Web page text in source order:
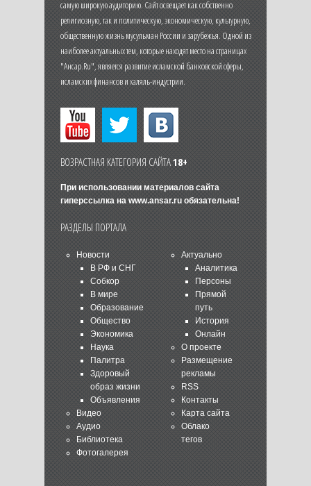
самую широкую аудиторию. Сайт освещает как собственно
религиозную, так и политическую, экономическую, культурную,
общественную жизнь мусульман России и зарубежья. Одной из
наиболее актуальных тем, которые находят место на страницах
"Ансар.Ru", является развитие исламской банковской сферы,
исламских финансов и халяль-индустрии.
ВОЗРАСТНАЯ КАТЕГОРИЯ САЙТА18+
При использовании материалов сайта
гиперссылка на www.ansar.ruобязательна!
РАЗДЕЛЫ ПОРТАЛА
Новости
В РФ и СНГ
Собкор
В мире
Образование
Общество
Экономика
Наука
Палитра
Здоровый
образ жизни
Объявления
Видео
Аудио
Библиотека
Фотогалерея
Актуально
Аналитика
Персоны
Прямой
путь
История
Онлайн
О проекте
Размещение
рекламы
RSS
Контакты
Карта сайта
Облако
тегов